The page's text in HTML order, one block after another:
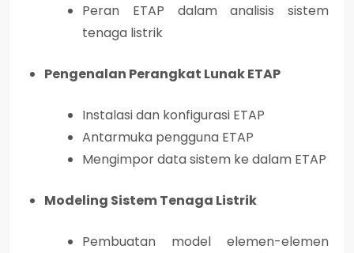
Peran ETAP dalam analisis sistem
tenaga listrik
Pengenalan Perangkat Lunak ETAP
Instalasi dan konfigurasi ETAP
Antarmuka pengguna ETAP
Mengimpor data sistem ke dalam ETAP
Modeling Sistem Tenaga Listrik
Pembuatan model elemen-elemen